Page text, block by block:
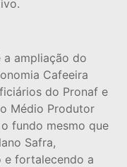
a ampliação do
Cafeeira
do Pronaf e
Médio Produtor
fundo mesmo que
Safra,
e fortalecendo a